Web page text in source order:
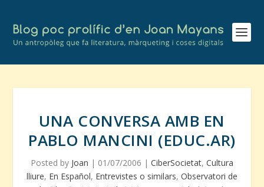
UNA CONVERSA AMB EN
PABLO MANCINI (EDUC.AR)
Posted by Joan | 01/07/2006 | CiberSocietat, Cultura
lliure, En Español, Entrevistes o similars, Observatori de